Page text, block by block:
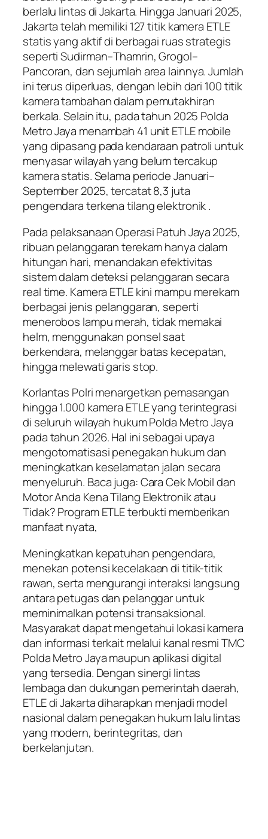
berlalu lintas di Jakarta. Hingga Januari 2025,
Jakarta telah memiliki 127 titik kamera ETLE
statis yang aktif di berbagai ruas strategis
seperti Sudirman–Thamrin, Grogol–
Pancoran, dan sejumlah area lainnya. Jumlah
ini terus diperluas, dengan lebih dari 100 titik
kamera tambahan dalam pemutakhiran
berkala. Selain itu, pada tahun 2025 Polda
Metro Jaya menambah 41 unit ETLE mobile
yang dipasang pada kendaraan patroli untuk
menyasar wilayah yang belum tercakup
kamera statis. Selama periode Januari–
September 2025, tercatat 8,3 juta
pengendara terkena tilang elektronik .
Pada pelaksanaan Operasi Patuh Jaya 2025,
ribuan pelanggaran terekam hanya dalam
hitungan hari, menandakan efektivitas
sistem dalam deteksi pelanggaran secara
real time. Kamera ETLE kini mampu merekam
berbagai jenis pelanggaran, seperti
menerobos lampu merah, tidak memakai
helm, menggunakan ponsel saat
berkendara, melanggar batas kecepatan,
hingga melewati garis stop.
Korlantas Polri menargetkan pemasangan
hingga 1.000 kamera ETLE yang terintegrasi
di seluruh wilayah hukum Polda Metro Jaya
pada tahun 2026. Hal ini sebagai upaya
mengotomatisasi penegakan hukum dan
meningkatkan keselamatan jalan secara
menyeluruh. Baca juga: Cara Cek Mobil dan
Motor Anda Kena Tilang Elektronik atau
Tidak? Program ETLE terbukti memberikan
manfaat nyata,
Meningkatkan kepatuhan pengendara,
menekan potensi kecelakaan di titik-titik
rawan, serta mengurangi interaksi langsung
antara petugas dan pelanggar untuk
meminimalkan potensi transaksional.
Masyarakat dapat mengetahui lokasi kamera
dan informasi terkait melalui kanal resmi TMC
Polda Metro Jaya maupun aplikasi digital
yang tersedia. Dengan sinergi lintas
lembaga dan dukungan pemerintah daerah,
ETLE di Jakarta diharapkan menjadi model
nasional dalam penegakan hukum lalu lintas
yang modern, berintegritas, dan
berkelanjutan.